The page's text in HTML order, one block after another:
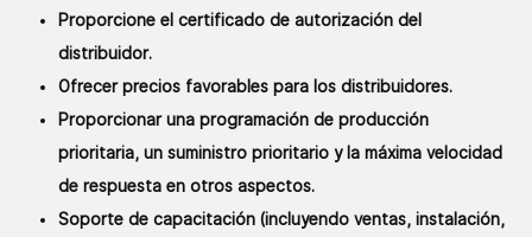
Proporcione el certificado de autorización del
distribuidor.
Ofrecer precios favorables para los distribuidores.
Proporcionar una programación de producción
prioritaria, un suministro prioritario y la máxima velocidad
de respuesta en otros aspectos.
Soporte de capacitación (incluyendo ventas, instalación,